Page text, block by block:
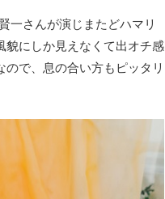
一さんが演じまたどハマリ
貌にしか見えなくて出オチ感
で、息の合い方もピッタリ